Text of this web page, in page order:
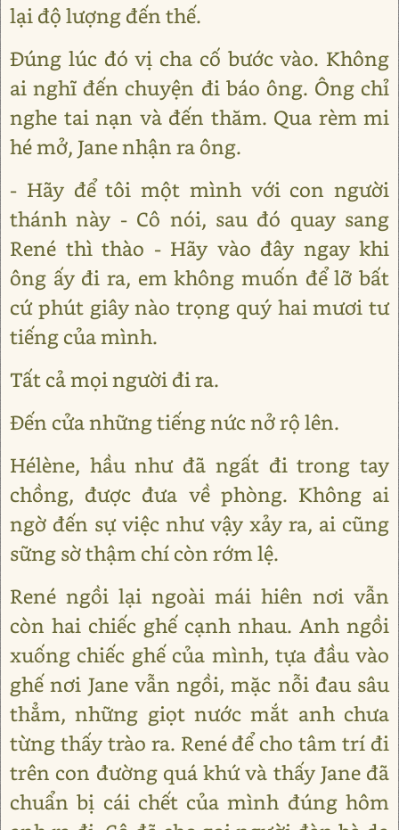
lại độ lượng đến thế.
Đúng lúc đó vị cha cố bước vào. Không
ai nghĩ đến chuyện đi báo ông. Ông chỉ
nghe tai nạn và đến thăm. Qua rèm mi
hé mở, Jane nhận ra ông.
- Hãy để tôi một mình với con người
thánh này - Cô nói, sau đó quay sang
René thì thào - Hãy vào đây ngay khi
ông ấy đi ra, em không muốn để lỡ bất
cứ phút giây nào trọng quý hai mươi tư
tiếng của mình.
Tất cả mọi người đi ra.
Đến cửa những tiếng nức nở rộ lên.
Hélène, hầu như đã ngất đi trong tay
chồng, được đưa về phòng. Không ai
ngờ đến sự việc như vậy xảy ra, ai cũng
sững sờ thậm chí còn rớm lệ.
René ngồi lại ngoài mái hiên nơi vẫn
còn hai chiếc ghế cạnh nhau. Anh ngồi
xuống chiếc ghế của mình, tựa đầu vào
ghế nơi Jane vẫn ngồi, mặc nỗi đau sâu
thẳm, những giọt nước mắt anh chưa
từng thấy trào ra. René để cho tâm trí đi
trên con đường quá khứ và thấy Jane đã
chuẩn bị cái chết của mình đúng hôm